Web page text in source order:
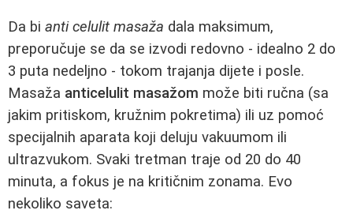
Da bi anti celulit masaža dala maksimum,
preporučuje se da se izvodi redovno - idealno 2 do
3 puta nedeljno - tokom trajanja dijete i posle.
Masaža anticelulit masažom može biti ručna (sa
jakim pritiskom, kružnim pokretima) ili uz pomoć
specijalnih aparata koji deluju vakuumom ili
ultrazvukom. Svaki tretman traje od 20 do 40
minuta, a fokus je na kritičnim zonama. Evo
nekoliko saveta: